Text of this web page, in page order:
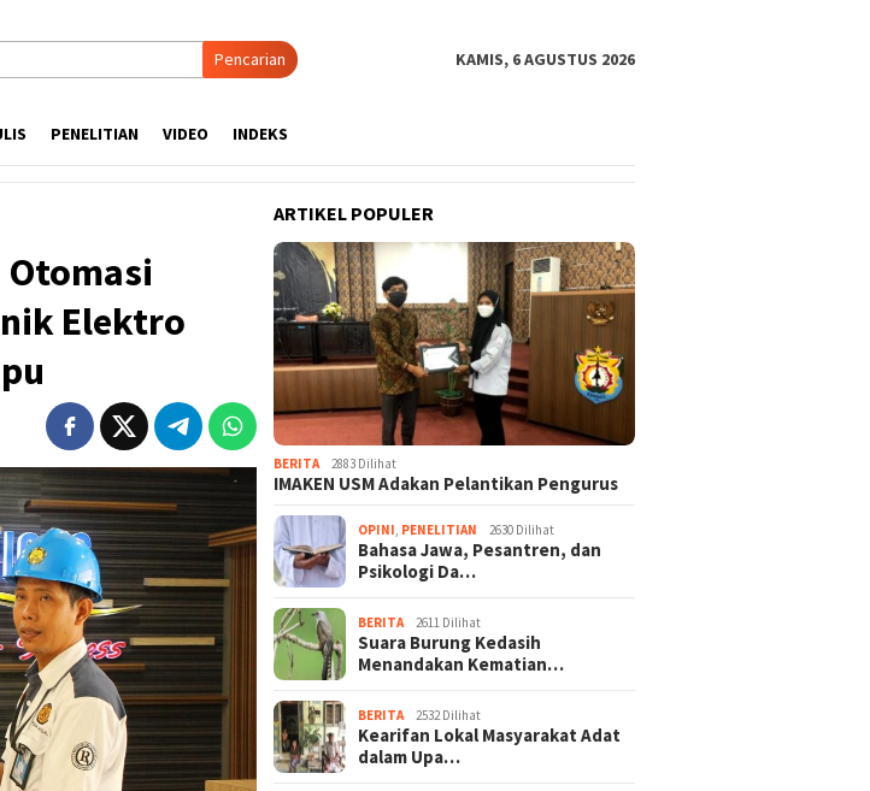
Pencarian KAMIS, 6 AGUSTUS 2026
PENELITIAN VIDEO INDEKS
Elektro
ARTIKEL POPULER
BERITA 2883 Dilihat
IMAKEN USM Adakan Pelantikan Pengurus
OPINI PENELITIAN 2630 Dilihat
Bahasa Jawa, Pesantren, dan
Psikologi Da…
BERITA 2611 Dilihat
Suara Burung Kedasih
Menandakan Kematian…
BERITA 2532 Dilihat
Kearifan Lokal Masyarakat Adat
dalam Upa…